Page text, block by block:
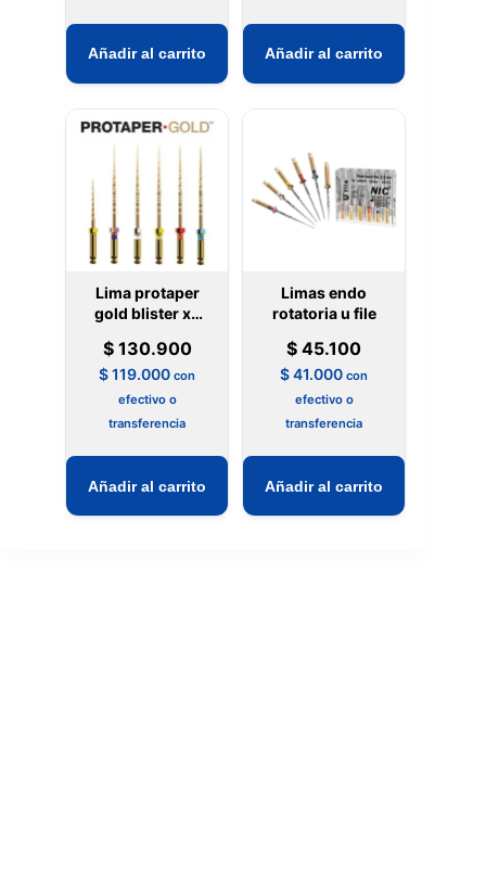
Añadir al carrito Añadir al carrito
Lima protaper
gold blister x6
$130.900
$119.000 con
efectivo o
transferencia
Añadir al carrito
Limas endo
rotatoria u file
$ 45.100
$41.000 con
efectivo o
transferencia
Añadir al carrito